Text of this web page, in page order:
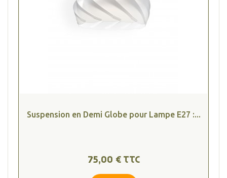
Suspension en Demi Globe pour Lampe E27 :...
75,00 € TTC